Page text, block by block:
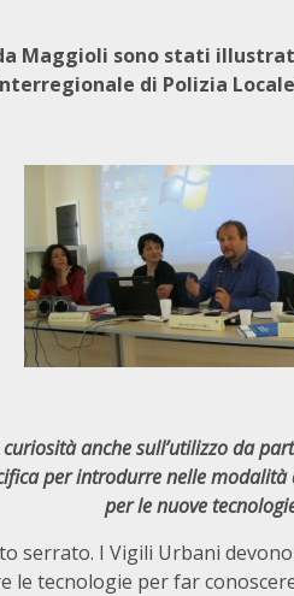
Maggioli sono stati
di Polizia
anche sull’utilizzo da
per introdurre nelle
per le nuove
serrato. I Vigili Urbani
le tecnologie per far